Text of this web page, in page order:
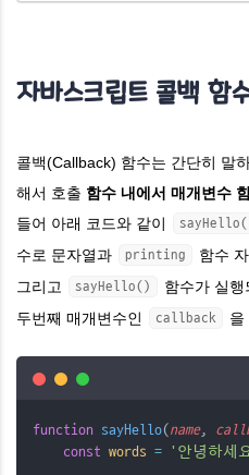
콜백 지옥 (Callback Hell)
자바스크립트 콜백 함
콜백(Callback) 함수는 간단히 말
해서 호출 함수 내에서 매개변수
들어 아래 코드와 같이
수로 문자열과
printing
함수
그리고
sayHello()
함수가 실
두번째 매개변수인
callback 을
function sayHello( name,
const words = '안녕하세